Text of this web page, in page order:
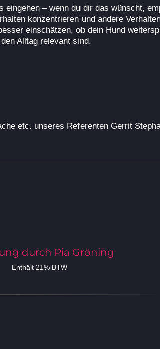
– wenn du dir das wünscht,
konzentrieren und andere
einschätzen, ob dein Hund
Alltag relevant sind.
etc. unseres Referenten Gerrit
durch Pia Gröning
Enthält 21% BTW